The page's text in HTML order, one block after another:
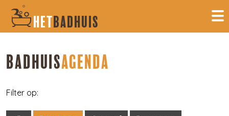
HETBADHUIS
BADHUISAGENDA
Filter op: